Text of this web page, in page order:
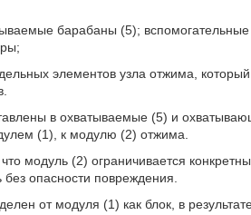
барабаны (5);
элементов узла отжима, который
в охватываемые (5) и
(1), к модулю (2) отжима.
модуль (2) ограничивается
опасности повреждения.
от модуля (1) как блок, в